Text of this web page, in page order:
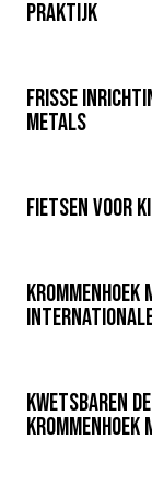
praktijk
Frisse
Metals
Fietsen voor
Kwetsbaren